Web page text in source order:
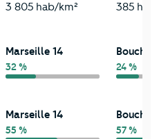
3 805 hab/km²
385
Marseille 14
32 % 24 %
Marseille 14
55 % 57 %